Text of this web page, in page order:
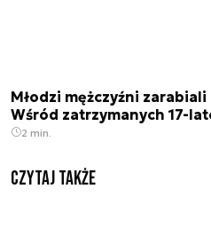
Młodzi mężczyźni zarabiali
Wśród zatrzymanych 17-
2 min.
Czytaj także